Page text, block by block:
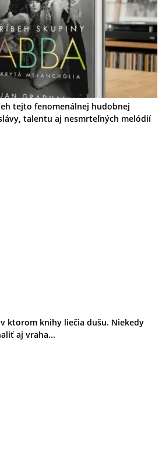
tejto fenomenálnej hudobnej
talentu aj nesmrteľných melódií
ktorom knihy liečia dušu. Niekedy
aj vraha...